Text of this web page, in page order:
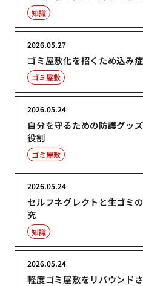
知識
ゴミ屋敷化を招くため込み
2026.05.27
ゴミ屋敷
自分を守るための防護グッ
役割
2026.05.24
ゴミ屋敷
セルフネグレクトと生ゴミ
究
2026.05.24
知識
軽度ゴミ屋敷をリバウンド
2026.05.24